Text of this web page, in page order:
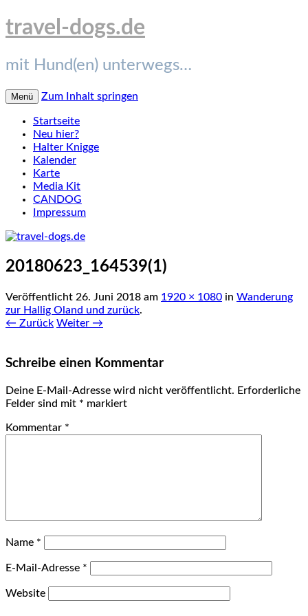
travel-dogs.de
mit Hund(en) unterwegs…
Menü Zum Inhalt springen
Startseite
Neu hier?
Halter Knigge
Kalender
Karte
Media Kit
CANDOG
Impressum
20180623_164539(1)
Veröffentlicht 26. Juni 2018 am 1920 × 1080 in Wanderung
zur Hallig Oland und zurück.
← Zurück Weiter →
Schreibe einen Kommentar
Deine E-Mail-Adresse wird nicht veröffentlicht. Erforderliche
Felder sind mit * markiert
Kommentar *
Name *
E-Mail-Adresse *
Website